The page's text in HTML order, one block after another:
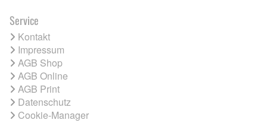
Service
Kontakt
Impressum
AGB Shop
AGB Online
AGB Print
Datenschutz
Cookie-Manager